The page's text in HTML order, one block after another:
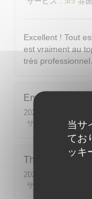
当サ
てお
ッキ
Excellent ! Tout
est vraiment au
très
Emilie
2026-08-05
サービス
5/5 雰囲
Theo
2026-08-01
サービス